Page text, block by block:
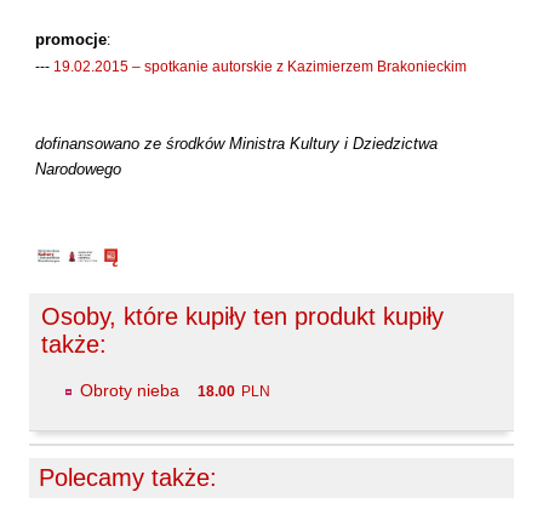
Kosiorowski Zbigniew
Kryszak Janusz
Kuźnicki Sławomir
Kyrcz Jr Kazimierz
Laufer Paweł
Lech Joanna
Lenc Ryszard
Ligęza Wojciech
Lipiński Zdzisław
promocje:
--- 19.02.2015 – spotkanie autorskie z Kazimierzem Brakonieckim
dofinansowano ze środków Ministra Kultury i Dziedzictwa
Narodowego
Osoby, które kupiły ten produkt kupiły
także:
Obroty nieba 18.00 PLN
Polecamy także: